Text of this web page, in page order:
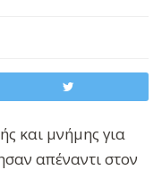
και μνήμης για
απέναντι στον